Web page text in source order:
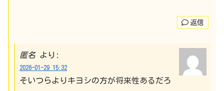
返信
匿名 より:
2026-01-29 15:32
そいつらよりキヨシの方が将来性あるだろ